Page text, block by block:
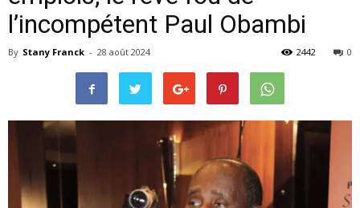
l’incompétent Paul Obambi
By Stany Franck - 28 août 2024 0
2442